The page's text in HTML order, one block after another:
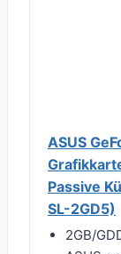
ASUS
Passive
SL-2GD5)
2GB/